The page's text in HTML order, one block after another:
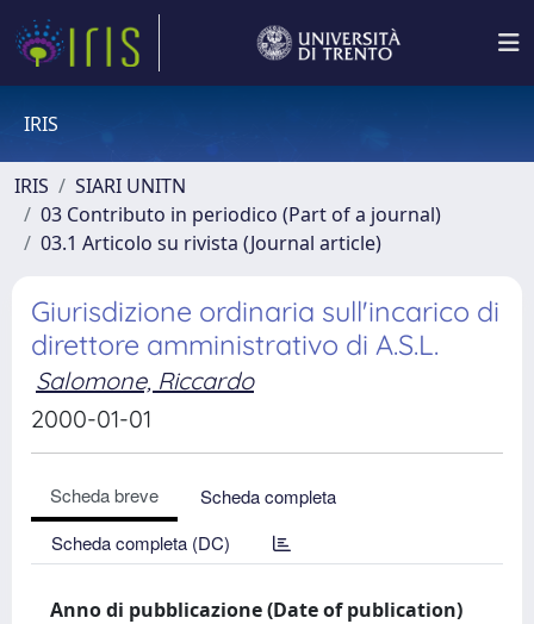
IRIS
IRIS
SIARI UNITN
03 Contributo in periodico (Part of a journal)
03.1 Articolo su rivista (Journal article)
Giurisdizione ordinaria sull'incarico di
direttore amministrativo di A.S.L.
Salomone, Riccardo
2000-01-01
Scheda breve
Scheda completa
Scheda completa (DC)
Anno di pubblicazione (Date of publication)